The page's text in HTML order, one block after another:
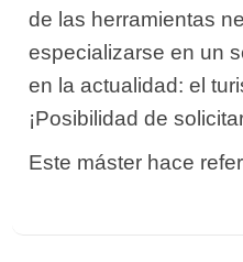
de las herramientas
especializarse en un
en la actualidad: el
¡Posibilidad de
Este máster hace